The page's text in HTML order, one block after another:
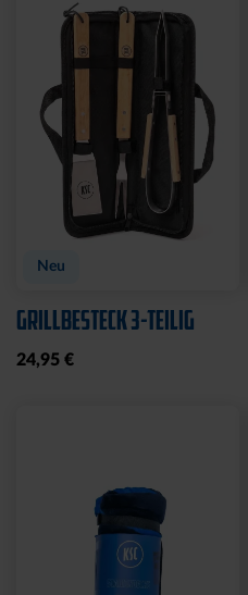
Neu
GRILLBESTECK 3-TEILIG
24,95 €